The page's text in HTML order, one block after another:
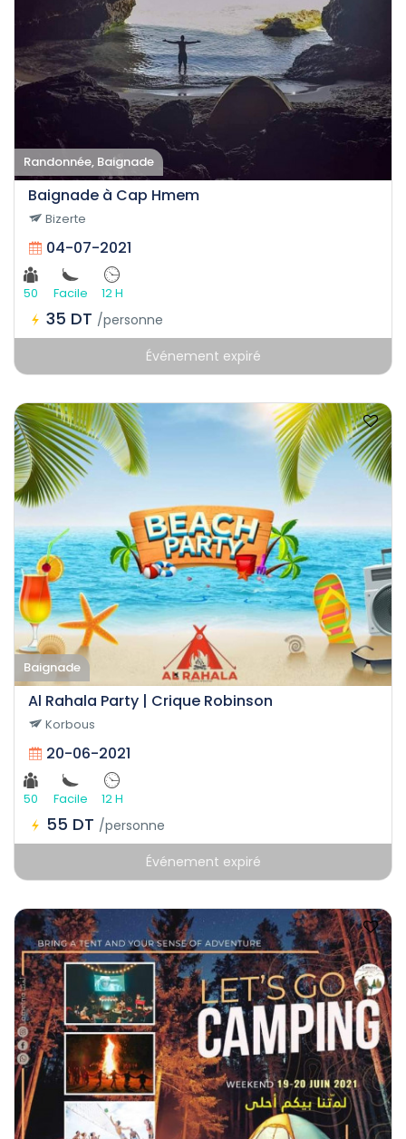
Randonnée, Baignade
Baignade à Cap Hmem
Bizerte
04-07-2021
50 Facile 12 H
35 DT /personne
Événement expiré
Baignade
Al Rahala Party | Crique Robinson
Korbous
20-06-2021
50 Facile 12 H
55 DT /personne
Événement expiré